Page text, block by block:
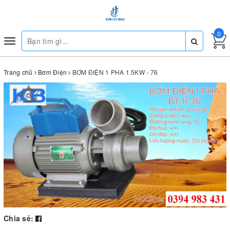
Toggle
navigation
0
Trang chủ Bơm Điện BƠM ĐIỆN 1 PHA 1.5KW - 76
Chia sẻ: